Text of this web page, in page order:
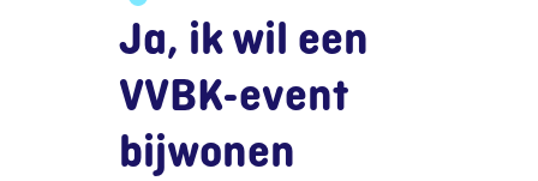
Ja, ik wil een
VVBK-event
bijwonen